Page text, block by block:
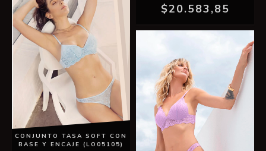
$20.583,85
CONJUNTO TASA SOFT CON
BASE Y ENCAJE (LO05105)